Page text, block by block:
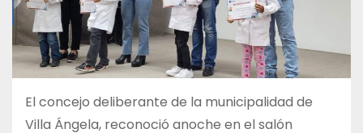
El concejo deliberante de la municipalidad de
Villa Ángela, reconoció anoche en el salón